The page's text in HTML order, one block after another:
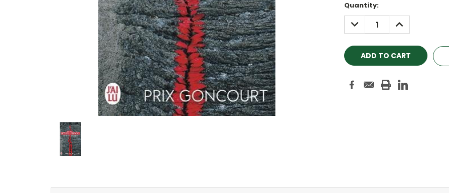
Current
Stock:
Quantity:
DECREASE
QUANTITY:
INCREASE
QUANTITY: